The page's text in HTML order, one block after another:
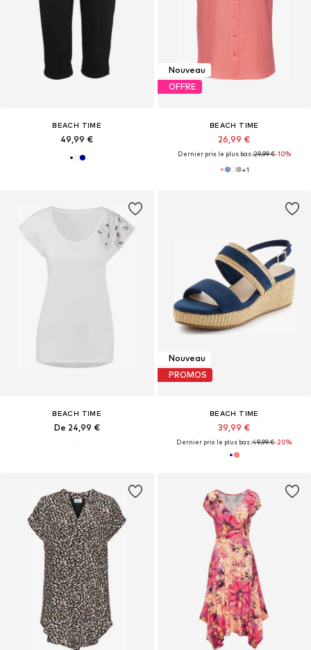
BEACH TIME
49,99 €
Nouveau
OFFRE
BEACH TIME
26,99 €
Dernier prix le plus bas :29,99 €-10%
+1
BEACH TIME
De 24,99 €
Nouveau
PROMOS
BEACH TIME
39,99 €
Dernier prix le plus bas :49,99 €-20%